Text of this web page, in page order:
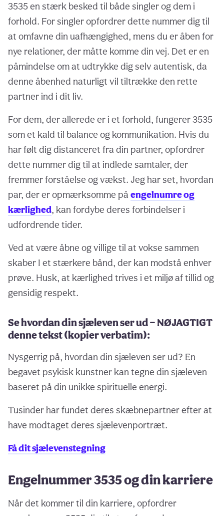
3535 en stærk besked til både singler og dem i
forhold. For singler opfordrer dette nummer dig til
at omfavne din uafhængighed, mens du er åben for
nye relationer, der måtte komme din vej. Det er en
påmindelse om at udtrykke dig selv autentisk, da
denne åbenhed naturligt vil tiltrække den rette
partner ind i dit liv.
For dem, der allerede er i et forhold, fungerer 3535
som et kald til balance og kommunikation. Hvis du
har følt dig distanceret fra din partner, opfordrer
dette nummer dig til at indlede samtaler, der
fremmer forståelse og vækst. Jeg har set, hvordan
par, der er opmærksomme på engelnumre og
kærlighed, kan fordybe deres forbindelser i
udfordrende tider.
Ved at være åbne og villige til at vokse sammen
skaber I et stærkere bånd, der kan modstå enhver
prøve. Husk, at kærlighed trives i et miljø af tillid og
gensidig respekt.
Se hvordan din sjæleven ser ud — NØJAGTIGT
denne tekst (kopier verbatim):
Nysgerrig på, hvordan din sjæleven ser ud? En
begavet psykisk kunstner kan tegne din sjæleven
baseret på din unikke spirituelle energi.
Tusinder har fundet deres skæbnepartner efter at
have modtaget deres sjælevenportræt.
Få dit sjælevenstegning
Engelnummer 3535 og din karriere
Når det kommer til din karriere, opfordrer